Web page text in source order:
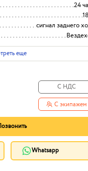
24
сигнал заднего
еще
С НДС
С экипажем
Whatsapp